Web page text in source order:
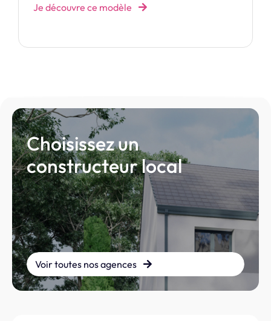
Choisissez un
constructeur local
Voir toutes nos agences